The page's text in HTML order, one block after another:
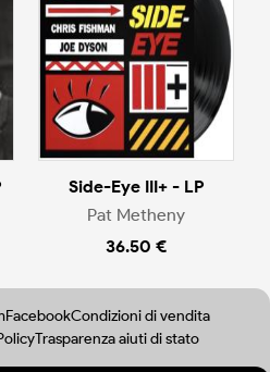
Side-Eye III+ - LP
Pat Metheny
36.50 €
FacebookCondizioni di vendita
Trasparenza aiuti di stato